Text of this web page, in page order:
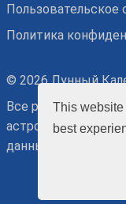
This
best
Пользовательское
Политика
© 2026 Лунный
Все рекомендации
астрономических и
данных, потому